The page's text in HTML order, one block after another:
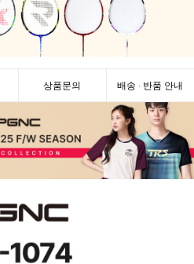
상품문의 배송 · 반품 안내